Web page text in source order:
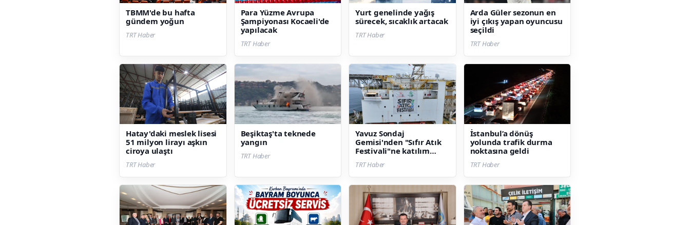
TBMM'de bu hafta
gündem yoğun
TRT Haber
Para Yüzme Avrupa
Şampiyonası Kocaeli'de
yapılacak
TRT Haber
Yurt genelinde yağış
sürecek, sıcaklık artacak
TRT Haber
Arda Güler sezonun en
iyi çıkış yapan oyuncusu
seçildi
TRT Haber
Hatay'daki meslek lisesi
51 milyon lirayı aşkın
ciroya ulaştı
TRT Haber
Beşiktaş'ta teknede
yangın
TRT Haber
Yavuz Sondaj
Gemisi'nden "Sıfır Atık
Festivali"ne katılım
çağrısı
TRT Haber
İstanbul’a dönüş
yolunda trafik durma
noktasına geldi
TRT Haber